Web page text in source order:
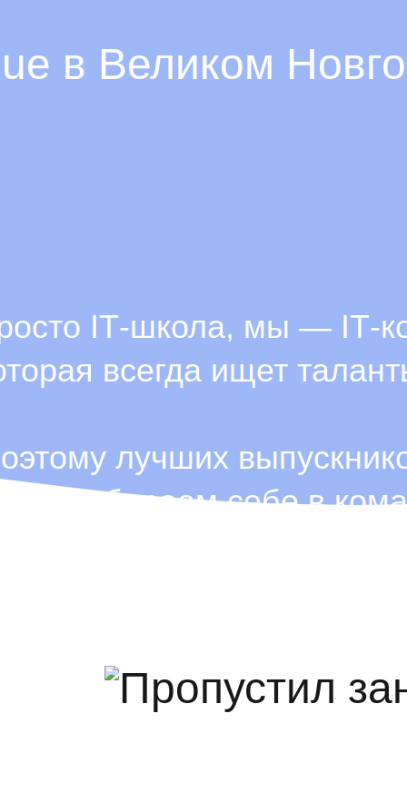
в Великом
ІТ-школа, мы — ІТ-
всегда ищет
лучших
забираем себе в